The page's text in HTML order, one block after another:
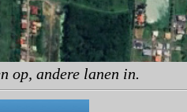
op, andere lanen in.